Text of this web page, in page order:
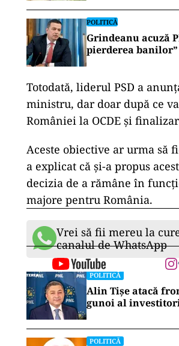
POLITICĂ
Grindeanu acuză
pierderea banilor”
Totodată, liderul PSD a
ministru, dar doar după ce
României la OCDE și
Aceste obiective ar urma să
a explicat că și-a propus
decizia de a rămâne în
majore pentru România.
Vrei să fii mereu la
canalul de WhatsApp
POLITICĂ
Alin Tișe atacă
gunoi al
POLITICĂ